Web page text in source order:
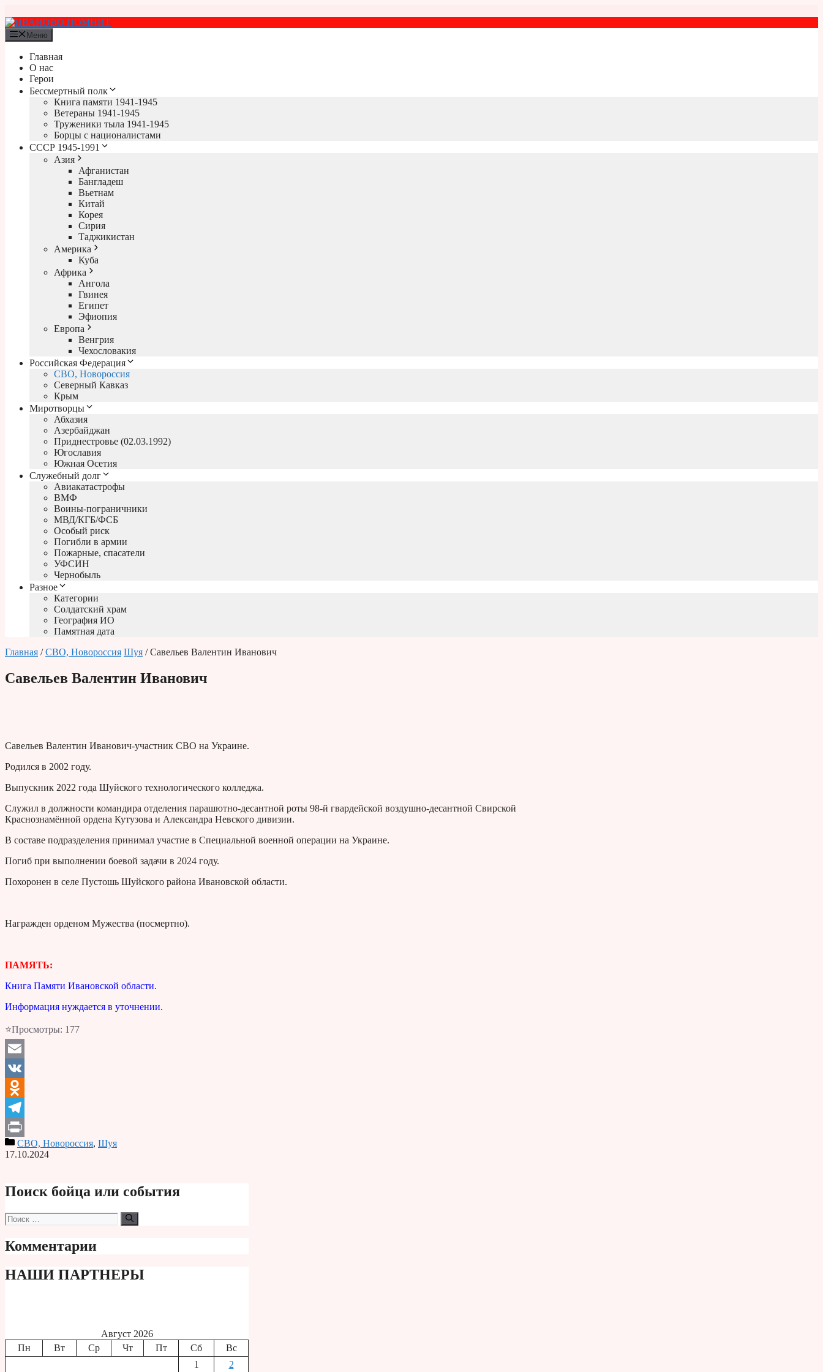
к
содержимому
Меню
Главная
О нас
Герои
Бессмертный полк
Книга памяти 1941-1945
Ветераны 1941-1945
Труженики тыла 1941-1945
Борцы с националистами
СССР 1945-1991
Азия
Афганистан
Бангладеш
Вьетнам
Китай
Корея
Сирия
Таджикистан
Америка
Куба
Африка
Ангола
Гвинея
Египет
Эфиопия
Европа
Венгрия
Чехословакия
Российская Федерация
СВО, Новороссия
Северный Кавказ
Крым
Миротворцы
Абхазия
Азербайджан
Приднестровье (02.03.1992)
Югославия
Южная Осетия
Служебный долг
Авиакатастрофы
ВМФ
Воины-пограничники
МВД/КГБ/ФСБ
Особый риск
Погибли в армии
Пожарные, спасатели
УФСИН
Чернобыль
Разное
Категории
Солдатский храм
География ИО
Памятная дата
Главная /СВО, Новороссия Шуя / Савельев Валентин Иванович
Савельев Валентин Иванович
Савельев Валентин Иванович-участник СВО на Украине.
Родился в 2002 году.
Выпускник 2022 года Шуйского технологического колледжа.
Служил в должности командира отделения парашютно-десантной роты 98-й гвардейской воздушно-десантной Свирской
Краснознамённой ордена Кутузова и Александра Невского дивизии.
В составе подразделения принимал участие в Специальной военной операции на Украине.
Погиб при выполнении боевой задачи в 2024 году.
Похоронен в селе Пустошь Шуйского района Ивановской области.
Награжден орденом Мужества (посмертно).
ПАМЯТЬ:
Книга Памяти Ивановской области.
Информация нуждается в уточнении.
⭐Просмотры: 177
Email
VK
Odnoklassniki
Telegram
PrintСВО, Новороссия, Шуя
17.10.2024
Поиск бойца или события
Поиск:
Комментарии
НАШИ ПАРТНЕРЫ
Август 2026
Пн
Вт Ср Чт Пт Сб
Вс
1
2